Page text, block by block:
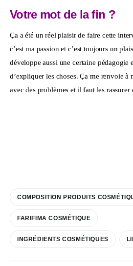
Votre mot de la fin ?
Ça a été un réel plaisir de faire cette
c’est ma passion et c’est toujours un
développe aussi une certaine pédagogie
d’expliquer les choses. Ça me renvoie
avec des problèmes et il faut les rassurer
COMPOSITION PRODUITS
FARIFIMA COSMÉTIQUE
INGRÉDIENTS COSMÉTIQUES